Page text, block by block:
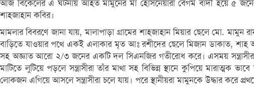
আজ বিকেলের এ ঘটনায় আহত মামুনের মা হোসনেয়ারা বেগম বাদী হয়ে ৫ জনের
শাহজাহান কবির।
মামলার বিবরণে জানা যায়, মালাপাড়া গ্রামের শাহজাহান মিয়ার ছেলে মো. মামুন
বাড়িতে যাওয়ার পথে একই এলাকার মৃত আঃ রশীদের ছেলে মিজান ডাকাত, শাহ
সহ অজ্ঞাত আরো ২/৩ জনের একটি দল সিএনজির গতীরোধ করে। এসময় সন্ত্রাসীরা
মাটিতে লুটিয়ে পড়লে সন্ত্রাসীরা তাঁর মাথা সহ বিভিন্ন স্থানে কুপিয়ে
লোকজন এগিয়ে আসলে সন্ত্রাসীরা চলে যায়। পরে স্থানীয়রা মামুনকে উদ্ধার করে